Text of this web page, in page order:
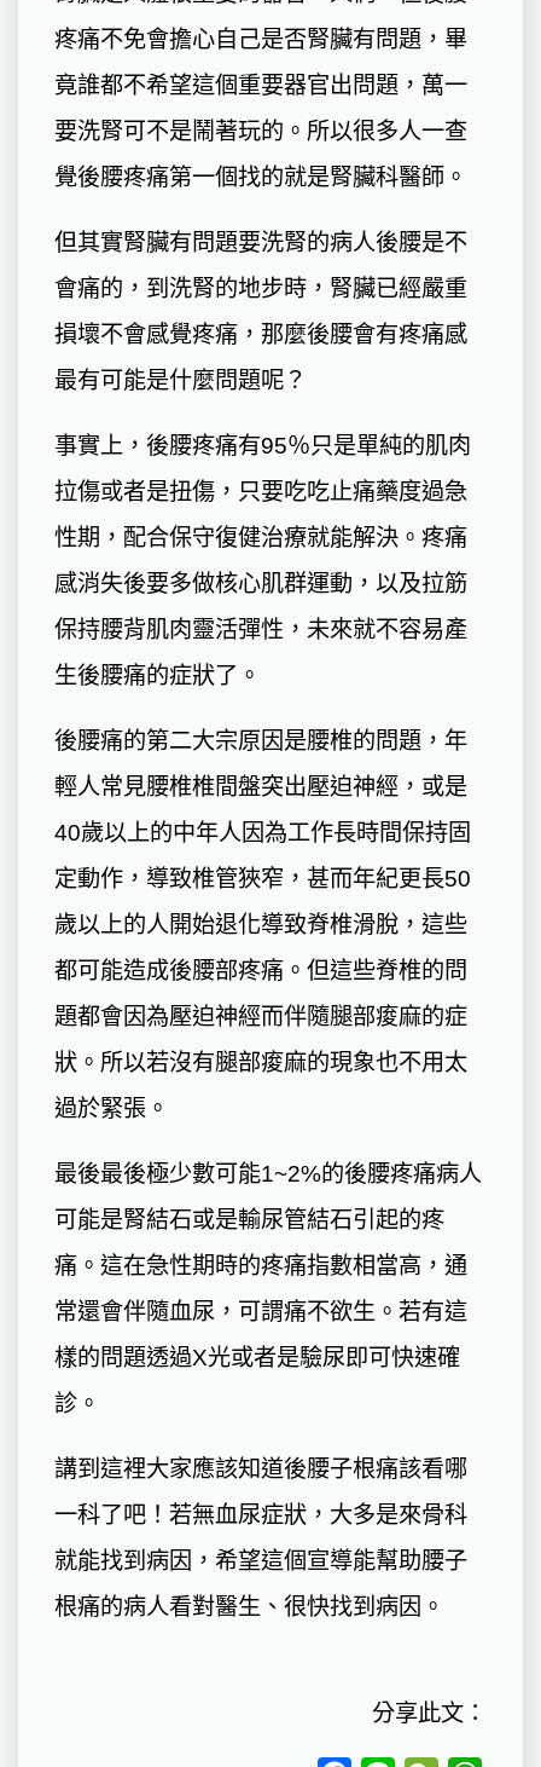
疼痛不免會擔心自己是否腎臟有問題，畢
竟誰都不希望這個重要器官出問題，萬一
要洗腎可不是鬧著玩的。所以很多人一查
覺後腰疼痛第一個找的就是腎臟科醫師。
但其實腎臟有問題要洗腎的病人後腰是不
會痛的，到洗腎的地步時，腎臟已經嚴重
損壞不會感覺疼痛，那麼後腰會有疼痛感
最有可能是什麼問題呢？
事實上，後腰疼痛有95％只是單純的肌肉
拉傷或者是扭傷，只要吃吃止痛藥度過急
性期，配合保守復健治療就能解決。疼痛
感消失後要多做核心肌群運動，以及拉筋
保持腰背肌肉靈活彈性，未來就不容易產
生後腰痛的症狀了。
後腰痛的第二大宗原因是腰椎的問題，年
輕人常見腰椎椎間盤突出壓迫神經，或是
40歲以上的中年人因為工作長時間保持固
定動作，導致椎管狹窄，甚而年紀更長50
歲以上的人開始退化導致脊椎滑脫，這些
都可能造成後腰部疼痛。但這些脊椎的問
題都會因為壓迫神經而伴隨腿部痠麻的症
狀。所以若沒有腿部痠麻的現象也不用太
過於緊張。
最後最後極少數可能1~2%的後腰疼痛病人
可能是腎結石或是輸尿管結石引起的疼
痛。這在急性期時的疼痛指數相當高，通
常還會伴隨血尿，可謂痛不欲生。若有這
樣的問題透過X光或者是驗尿即可快速確
診。
講到這裡大家應該知道後腰子根痛該看哪
一科了吧！若無血尿症狀，大多是來骨科
就能找到病因，希望這個宣導能幫助腰子
根痛的病人看對醫生、很快找到病因。
分享此文：